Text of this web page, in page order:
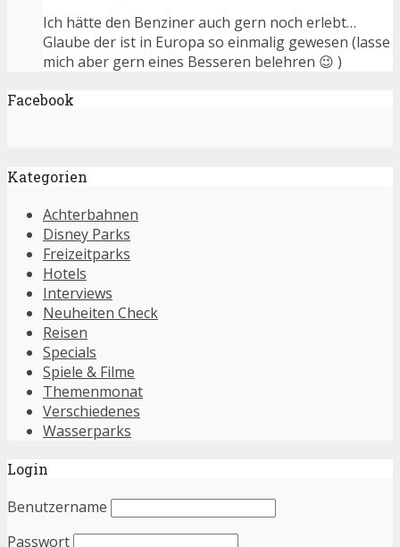
Ich hätte den Benziner auch gern noch erlebt…
Glaube der ist in Europa so einmalig gewesen (lasse
mich aber gern eines Besseren belehren 😉 )
Facebook
Kategorien
Achterbahnen
Disney Parks
Freizeitparks
Hotels
Interviews
Neuheiten Check
Reisen
Specials
Spiele & Filme
Themenmonat
Verschiedenes
Wasserparks
Login
Benutzername
Passwort